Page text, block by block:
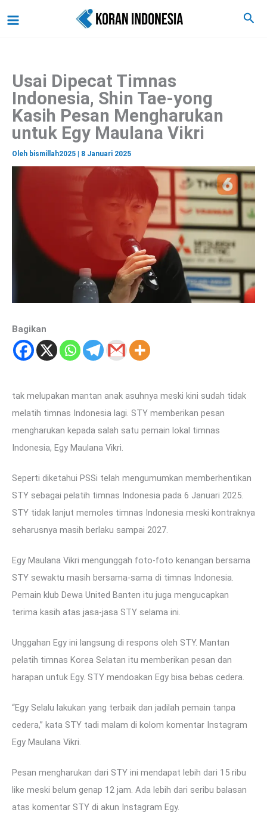
ke
Cari
Usai Dipecat Timnas
Indonesia, Shin Tae-yong
Kasih Pesan Mengharukan
untuk Egy Maulana Vikri
Oleh bismillah2025 8 Januari 2025
Bagikan
tak melupakan mantan anak asuhnya meski kini sudah tidak
melatih timnas Indonesia lagi. STY memberikan pesan
mengharukan kepada salah satu pemain lokal timnas
Indonesia, Egy Maulana Vikri.
Seperti diketahui PSSi telah mengumumkan memberhentikan
STY sebagai pelatih timnas Indonesia pada 6 Januari 2025.
STY tidak lanjut memoles timnas Indonesia meski kontraknya
seharusnya masih berlaku sampai 2027.
Egy Maulana Vikri mengunggah foto-foto kenangan bersama
STY sewaktu masih bersama-sama di timnas Indonesia.
Pemain klub Dewa United Banten itu juga mengucapkan
terima kasih atas jasa-jasa STY selama ini.
Unggahan Egy ini langsung di respons oleh STY. Mantan
pelatih timnas Korea Selatan itu memberikan pesan dan
harapan untuk Egy. STY mendoakan Egy bisa bebas cedera.
“Egy Selalu lakukan yang terbaik dan jadilah pemain tanpa
cedera,” kata STY tadi malam di kolom komentar Instagram
Egy Maulana Vikri.
Pesan mengharukan dari STY ini mendapat lebih dari 15 ribu
like meski belum genap 12 jam. Ada lebih dari seribu balasan
atas komentar STY di akun Instagram Egy.
a